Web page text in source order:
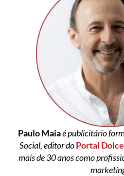
Paulo Maiaé publicitário
Social, editor doPortal
mais de 30 anos como